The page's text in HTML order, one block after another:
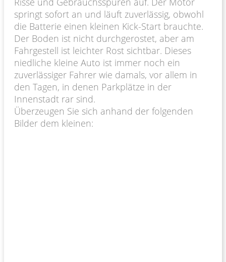
springt sofort an und läuft zuverlässig, obwohl
die Batterie einen kleinen Kick-Start brauchte.
Der Boden ist nicht durchgerostet, aber am
Fahrgestell ist leichter Rost sichtbar. Dieses
niedliche kleine Auto ist immer noch ein
zuverlässiger Fahrer wie damals, vor allem in
den Tagen, in denen Parkplätze in der
Innenstadt rar sind.
Überzeugen Sie sich anhand der folgenden
Bilder dem kleinen: